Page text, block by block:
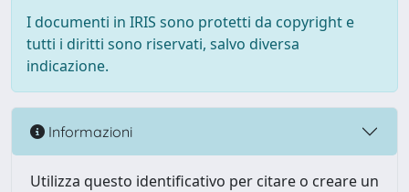
I documenti in IRIS sono protetti da copyright e
tutti i diritti sono riservati, salvo diversa
indicazione.
Informazioni
Utilizza questo identificativo per citare o creare un